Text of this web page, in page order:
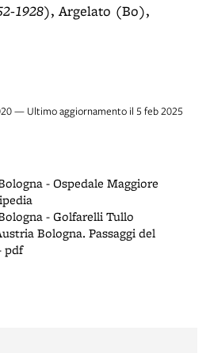
1928), Argelato (Bo),
— Ultimo aggiornamento il 5 feb 2025
- Ospedale Maggiore
- Golfarelli Tullo
Bologna. Passaggi del
pdf